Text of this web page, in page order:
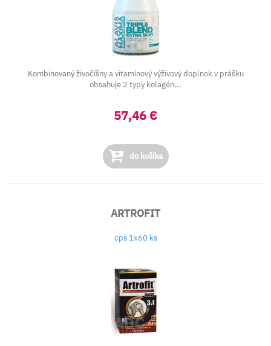
Kombinovaný živočíšny a vitamínový výživový doplnok v prášku
obsahuje 2 typy kolagén...
57,46 €
do košíka
ARTROFIT
cps 1x60 ks